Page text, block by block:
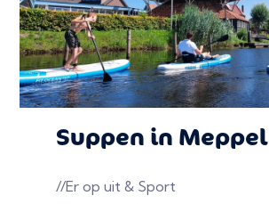
Suppen in Meppel
//Er op uit & Sport